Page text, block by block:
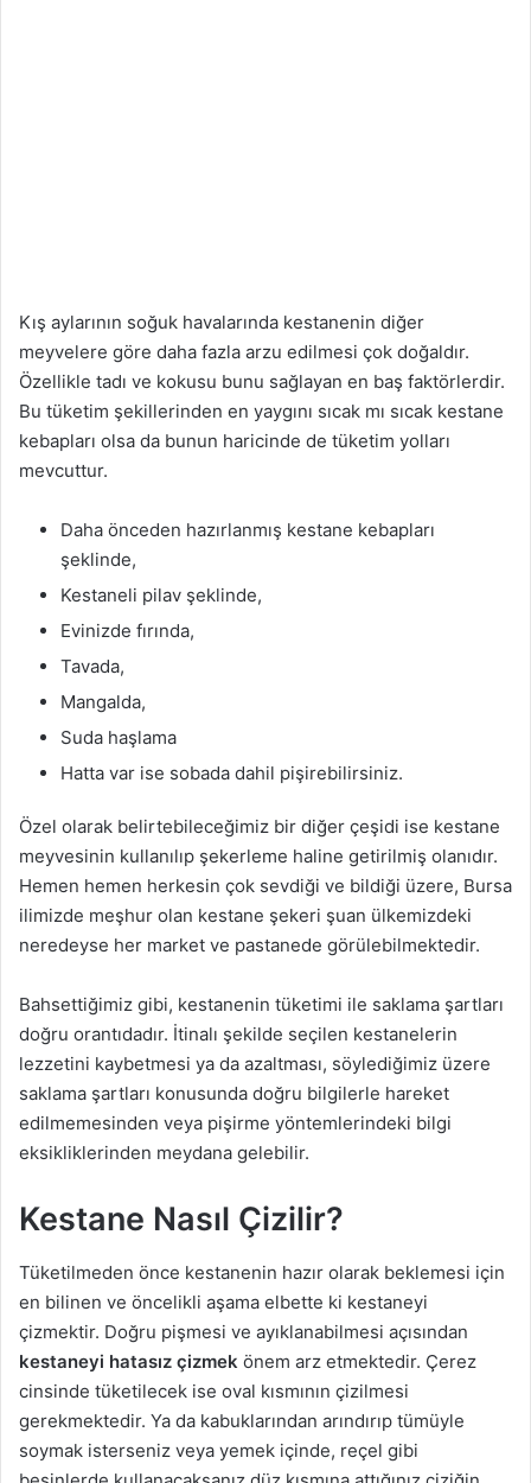
Kış aylarının soğuk havalarında kestanenin diğer
meyvelere göre daha fazla arzu edilmesi çok doğaldır.
Özellikle tadı ve kokusu bunu sağlayan en baş faktörlerdir.
Bu tüketim şekillerinden en yaygını sıcak mı sıcak kestane
kebapları olsa da bunun haricinde de tüketim yolları
mevcuttur.
Daha önceden hazırlanmış kestane kebapları
şeklinde,
Kestaneli pilav şeklinde,
Evinizde fırında,
Tavada,
Mangalda,
Suda haşlama
Hatta var ise sobada dahil pişirebilirsiniz.
Özel olarak belirtebileceğimiz bir diğer çeşidi ise kestane
meyvesinin kullanılıp şekerleme haline getirilmiş olanıdır.
Hemen hemen herkesin çok sevdiği ve bildiği üzere, Bursa
ilimizde meşhur olan kestane şekeri şuan ülkemizdeki
neredeyse her market ve pastanede görülebilmektedir.
Bahsettiğimiz gibi, kestanenin tüketimi ile saklama şartları
doğru orantıdadır. İtinalı şekilde seçilen kestanelerin
lezzetini kaybetmesi ya da azaltması, söylediğimiz üzere
saklama şartları konusunda doğru bilgilerle hareket
edilmemesinden veya pişirme yöntemlerindeki bilgi
eksikliklerinden meydana gelebilir.
Kestane Nasıl Çizilir?
Tüketilmeden önce kestanenin hazır olarak beklemesi için
en bilinen ve öncelikli aşama elbette ki kestaneyi
çizmektir. Doğru pişmesi ve ayıklanabilmesi açısından
kestaneyi hatasız çizmek önem arz etmektedir. Çerez
cinsinde tüketilecek ise oval kısmının çizilmesi
gerekmektedir. Ya da kabuklarından arındırıp tümüyle
soymak isterseniz veya yemek içinde, reçel gibi